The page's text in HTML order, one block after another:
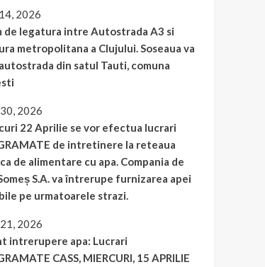
2026
de legatura intre Autostrada A3 si
metropolitana a Clujului. Soseaua va
din satul Tauti, comuna
2026
22 Aprilie se vor efectua lucrari
de intretinere la reteaua
de alimentare cu apa. Compania de
S.A. va întrerupe furnizarea apei
pe urmatoarele strazi.
2026
intrerupere apa: Lucrari
CASS, MIERCURI, 15 APRILIE